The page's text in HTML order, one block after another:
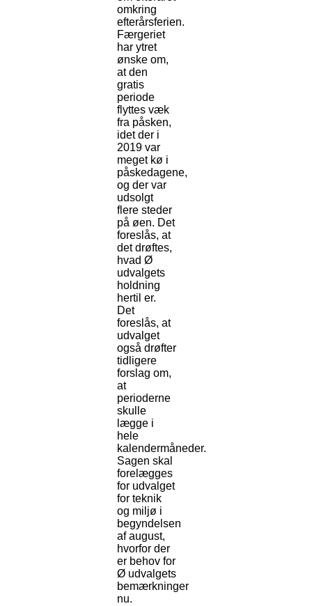
omkring
efterårsferien.
Færgeriet
har ytret
ønske om,
at den
gratis
periode
flyttes væk
fra påsken,
idet der i
2019 var
meget kø i
påskedagene,
og der var
udsolgt
flere steder
på øen. Det
foreslås, at
det drøftes,
hvad Ø
udvalgets
holdning
hertil er.
Det
foreslås, at
udvalget
også drøfter
tidligere
forslag om,
at
perioderne
skulle
lægge i
hele
kalendermåneder.
Sagen skal
forelægges
for udvalget
for teknik
og miljø i
begyndelsen
af august,
hvorfor der
er behov for
Ø udvalgets
bemærkninger
nu.